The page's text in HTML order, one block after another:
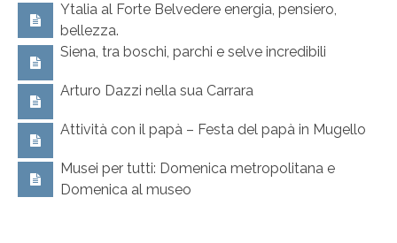
Ytalia al Forte Belvedere energia, pensiero,
bellezza.
Siena, tra boschi, parchi e selve incredibili
Arturo Dazzi nella sua Carrara
Attività con il papà – Festa del papà in Mugello
Musei per tutti: Domenica metropolitana e
Domenica al museo